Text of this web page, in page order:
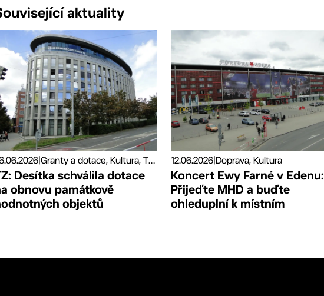
aktuality
| Granty a dotace, Kultura, Tiskové zprávy
Desítka schválila dotace
obnovu památkově
objektů
12.06.2026|Doprava, Kultura
Koncert Ewy Farné v Edenu:
Přijeďte MHD a buďte
ohleduplní k místním